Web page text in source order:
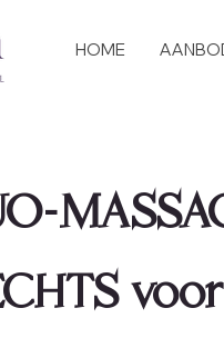
HOME